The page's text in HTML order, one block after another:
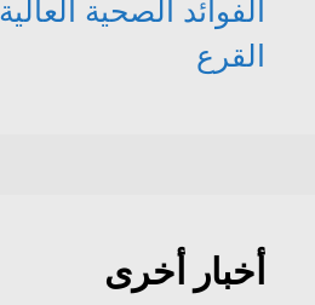
الفوائد الصحية
القرع
أخبار أخرى